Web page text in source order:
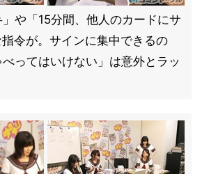
」や「15分間、他人のカードにサ
令が。サインに集中できるの
ってはいけない」は意外とラッ